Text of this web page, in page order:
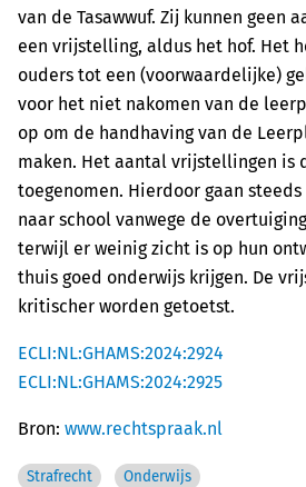
van de Tasawwuf. Zij kunnen geen
een vrijstelling, aldus het hof. Het
ouders tot een (voorwaardelijke)
voor het niet nakomen van de
op om de handhaving van de
maken. Het aantal vrijstellingen is
toegenomen. Hierdoor gaan
naar school vanwege de
terwijl er weinig zicht is op hun
thuis goed onderwijs krijgen. De
kritischer worden getoetst.
ECLI:NL:GHAMS:2024:2924
ECLI:NL:GHAMS:2024:2925
Bron: www.rechtspraak.nl
Strafrecht Onderwijs